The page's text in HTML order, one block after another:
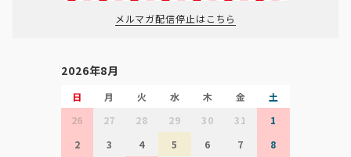
メルマガ配信停止はこちら
2026年8月
日 月 火 水 木 金
土
26
27 28 29 30 31
1
2
3 4 5 6 7
8